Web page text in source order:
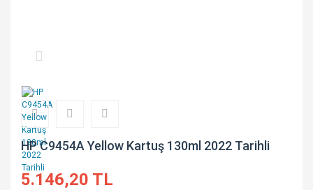
HP C9454A Yellow Kartuş 130ml 2022 Tarihli
5.146,20 TL